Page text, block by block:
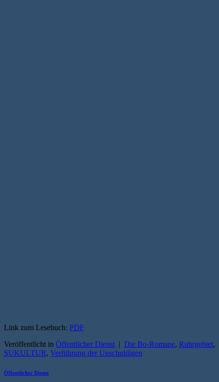
Link zum Lesebuch: PDF
Veröffentlicht in Öffentlicher Dienst | Die Bo-Romane, Ruhrgebiet,
SUKULTUR, Verführung der Unschuldigen
Öffentlicher Dienst